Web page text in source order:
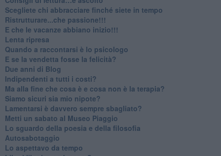
​Scegliete chi abbracciare finché siete in tempo
​Ristrutturare...che passione!!!
​E che le vacanze abbiano inizio!!!
​Lenta ripresa
​Quando a raccontarsi è lo psicologo
​E se la vendetta fosse la felicità?
​Due anni di Blog
​Indipendenti a tutti i costi?
​Ma alla fine che cosa è e cosa non è la terapia?
​Siamo sicuri sia mio nipote?
​Lamentarsi è davvero sempre sbagliato?
​Metti un sabato al Museo Piaggio
​Lo sguardo della poesia e della filosofia
Autosabotaggio
​Lo aspettavo da tempo